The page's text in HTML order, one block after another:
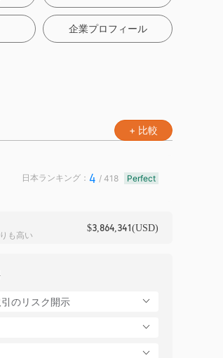
企業プロフィール
+ 比較
日本ランキング： 4 / 418 Perfect
も高い
$3,864,341(USD)